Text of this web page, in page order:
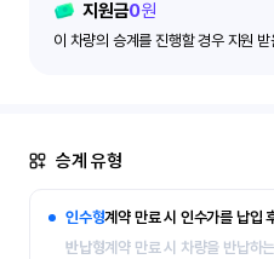
지원금0원
이 차량의 승계를 진행할 경우 지원
승계 유형
인수형계약 만료 시 인수가를 납입
반납형계약 만료 시 차량을 반납하